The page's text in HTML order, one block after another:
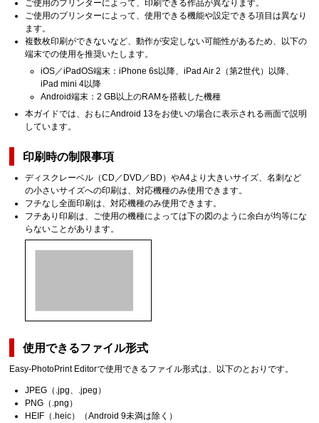
ご使用のプリンターによって、印刷できる作品が異なります。
ご使用のプリンターによって、使用できる機能や設定できる項目は異なり
ます。
複数枚印刷ができないなど、動作が安定しない可能性があるため、以下の
端末での使用を推奨いたします。
iOS／iPadOS端末： iPhone 6s以降、 iPad Air 2 （第2世代）以降、
iPad mini 4以降
Android端末：2 GB以上のRAMを搭載した機種
本ガイドでは、おもにAndroid 13をお使いの場合に表示される画面で説明
しています。
印刷時の制限事項
ディスクレーベル（CD／DVD／BD）やA4より大きいサイズ、名刺など
の小さいサイズへの印刷は、対応機種のみ使用できます。
フチなし全面印刷は、対応機種のみ使用できます。
フチあり印刷は、ご使用の機種によっては下の図のように余白が均等にな
らないことがあります。
使用できるファイル形式
Easy-PhotoPrint Editorで使用できるファイル形式は、以下のとおりです。
JPEG （ .jpg、 .jpeg ）
PNG （ .png ）
HEIF （ .heic）（Android 9未満は除く）